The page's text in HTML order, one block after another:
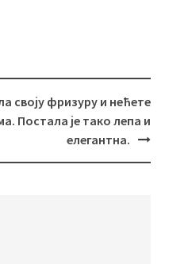
своју фризуру и нећете
Постала је тако лепа и
елегантна.